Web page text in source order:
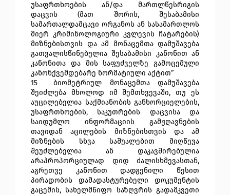
უსაფრთხოების ან/და მართლწესრიგის
დაცვის (მათ შორის, შესაბამისი
სამართალდამცავი ორგანოს ან სასამართლოს
მიერ კრიმინოლოგიური კვლევის ჩატარების)
მიზნებისთვის და ამ მონაცემთა დამუშავება
გათვალისწინებულია შესაბამისი კანონით ან
კანონითა და მის საფუძველზე გამოცემული
კანონქვემდებარე ნორმატიული აქტით”
15
ბიომეტრიულ მონაცემთა დამუშავება
შეიძლება მხოლოდ იმ შემთხვევაში, თუ ეს
აუცილებელია საქმიანობის განხორციელების,
უსაფრთხოების, საკუთრების დაცვისა და
საიდუმლო ინფორმაციის გამჟღავნების
თავიდან აცილების მიზნებისთვის და ამ
მიზნების სხვა საშუალებით მიღწევა
შეუძლებელია ან დაკავშირებულია
არაპროპორციულად დიდ ძალისხმევასთან,
აგრეთვე კანონით დადგენილი წესით
პირადობის დამადასტურებელი დოკუმენტის
გაცემის, სახელმწიფო საზღვრის გადამკვეთი